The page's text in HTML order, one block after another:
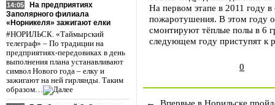
14:05
На предприятиях
Заполярного филиала
«Норникеля» зажигают елки
#НОРИЛЬСК. «Таймырский
телеграф» – По традиции на
предприятиях-передовиках в день
выполнения плана устанавливают
символ Нового года – елку и
зажигают на ней гирлянды. Таким
образом…
На первом этапе в 2011 году
пожаротушения. В этом году
смонтируют тёплые полы в 6
следующем году приступят к
0
←
Впервые в Норильске